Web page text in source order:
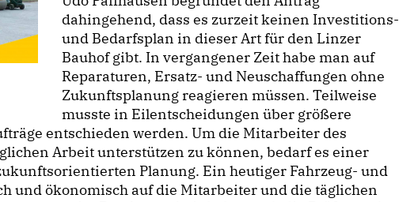
dahingehend, dass es zurzeit keinen Investitions-
und Bedarfsplan in dieser Art für den Linzer
Bauhof gibt. In vergangener Zeit habe man auf
Reparaturen, Ersatz- und Neuschaffungen ohne
Zukunftsplanung reagieren müssen. Teilweise
musste in Eilentscheidungen über größere
entschieden werden. Um die Mitarbeiter des
Arbeit unterstützen zu können, bedarf es einer
Planung. Ein heutiger Fahrzeug- und
und ökonomisch auf die Mitarbeiter und die täglichen